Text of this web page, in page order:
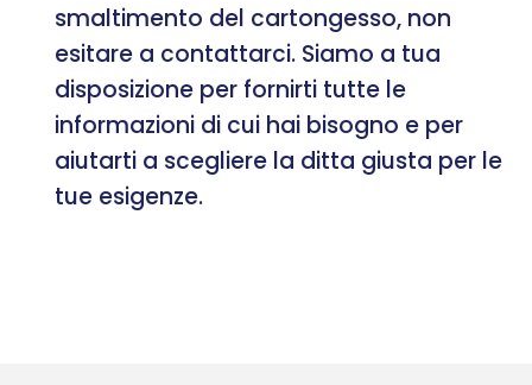
smaltimento del cartongesso, non
esitare a contattarci. Siamo a tua
disposizione per fornirti tutte le
informazioni di cui hai bisogno e per
aiutarti a scegliere la ditta giusta per le
tue esigenze.